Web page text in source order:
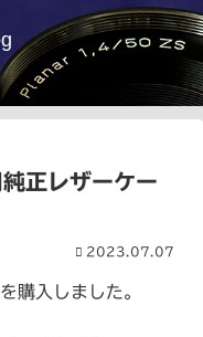
正レザーケー
2023.07.07
購入しました。